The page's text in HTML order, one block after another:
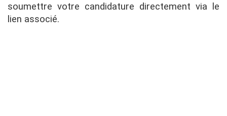
soumettre votre candidature directement via le
lien associé.